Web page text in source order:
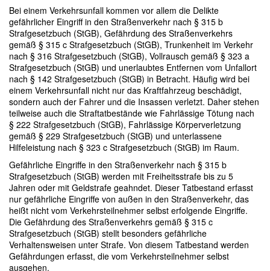
Bei einem Verkehrsunfall kommen vor allem die Delikte
gefährlicher Eingriff in den Straßenverkehr nach § 315 b
Strafgesetzbuch (StGB), Gefährdung des Straßenverkehrs
gemäß § 315 c Strafgesetzbuch (StGB), Trunkenheit im Verkehr
nach § 316 Strafgesetzbuch (StGB), Vollrausch gemäß § 323 a
Strafgesetzbuch (StGB) und unerlaubtes Entfernen vom Unfallort
nach § 142 Strafgesetzbuch (StGB) in Betracht. Häufig wird bei
einem Verkehrsunfall nicht nur das Kraftfahrzeug beschädigt,
sondern auch der Fahrer und die Insassen verletzt. Daher stehen
teilweise auch die Straftatbestände wie Fahrlässige Tötung nach
§ 222 Strafgesetzbuch (StGB), Fahrlässige Körperverletzung
gemäß § 229 Strafgesetzbuch (StGB) und unterlassene
Hilfeleistung nach § 323 c Strafgesetzbuch (StGB) im Raum.
Gefährliche Eingriffe in den Straßenverkehr nach § 315 b
Strafgesetzbuch (StGB) werden mit Freiheitsstrafe bis zu 5
Jahren oder mit Geldstrafe geahndet. Dieser Tatbestand erfasst
nur gefährliche Eingriffe von außen in den Straßenverkehr, das
heißt nicht vom Verkehrsteilnehmer selbst erfolgende Eingriffe.
Die Gefährdung des Straßenverkehrs gemäß § 315 c
Strafgesetzbuch (StGB) stellt besonders gefährliche
Verhaltensweisen unter Strafe. Von diesem Tatbestand werden
Gefährdungen erfasst, die vom Verkehrsteilnehmer selbst
ausgehen.